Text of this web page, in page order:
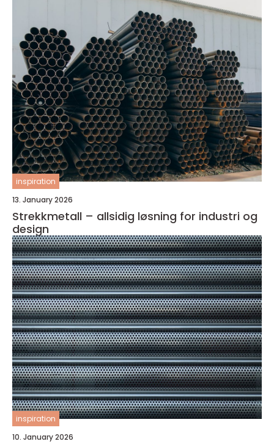
inspiration
13. January 2026
Strekkmetall – allsidig løsning for industri og
design
inspiration
10. January 2026